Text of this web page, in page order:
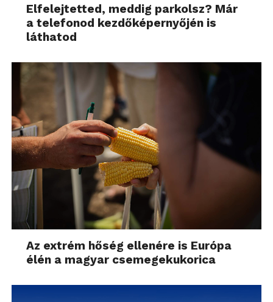
Elfelejtetted, meddig parkolsz? Már
a telefonod kezdőképernyőjén is
láthatod
Az extrém hőség ellenére is Európa
élén a magyar csemegekukorica